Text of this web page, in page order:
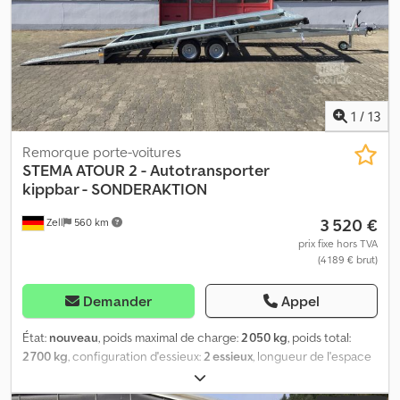
1 / 13
Zell 560 km
Remorque porte-voitures
STEMAATOUR 2 - Autotransporter
kippbar - SONDERAKTION
3 520 €
prix fixe hors TVA
(4 189 € brut)
Demander Appel
État: nouveau, poids maximal de charge:2 050 kg, poids total:
2 700 kg, configuration d'essieux:2 essieux, longueur de l'espace
, largeur de l’espace de chargement:
2 010 mm, largeur totale:2 070 mm, Stema Autotransporter Atour